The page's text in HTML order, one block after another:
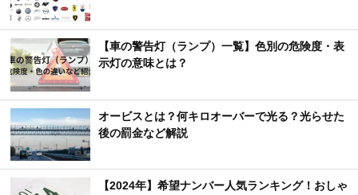
【車の警告灯（ランプ）一覧】色別の危険度・表
示灯の意味とは？
オービスとは？何キロオーバーで光る？光らせた
後の罰金など解説
【2024年】希望ナンバー人気ランキング！おしゃ